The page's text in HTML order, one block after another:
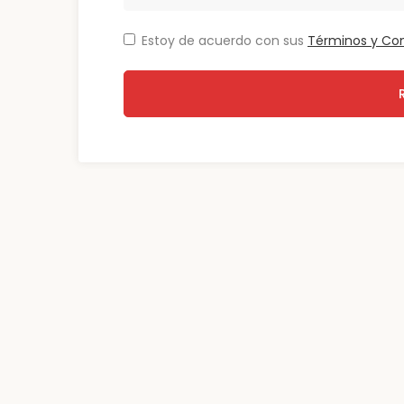
Estoy de acuerdo con sus Términos y